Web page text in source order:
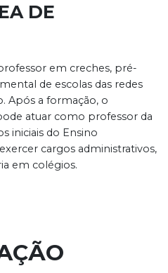
DE
em creches, pré-
de escolas das redes
Após a formação, o
atuar como professor da
iniciais do Ensino
cargos administrativos,
em colégios.